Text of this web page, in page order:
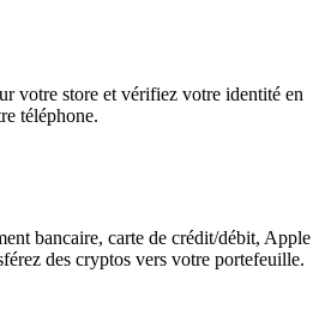
votre store et vérifiez votre identité en
téléphone.
bancaire, carte de crédit/débit, Apple
des cryptos vers votre portefeuille.